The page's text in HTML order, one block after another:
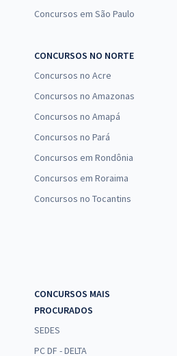
Concursos em São Paulo
CONCURSOS NO NORTE
Concursos no Acre
Concursos no Amazonas
Concursos no Amapá
Concursos no Pará
Concursos em Rondônia
Concursos em Roraima
Concursos no Tocantins
CONCURSOS MAIS
PROCURADOS
SEDES
PC DF - DELTA